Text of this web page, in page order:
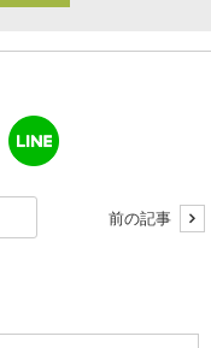
前の記事